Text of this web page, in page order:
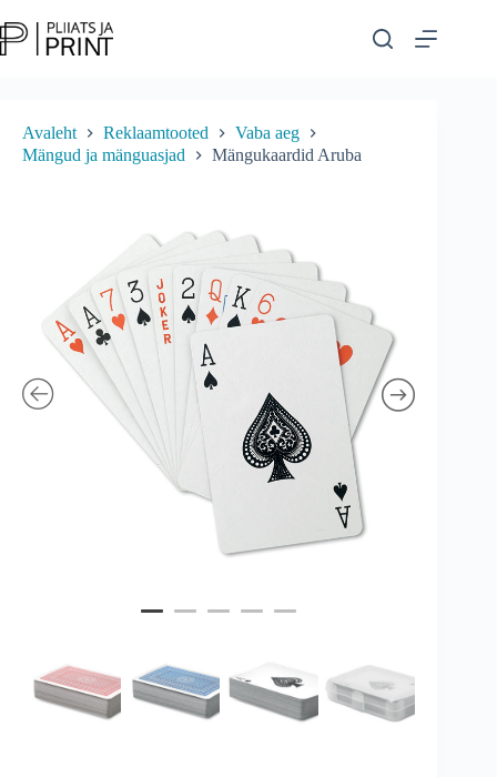
to
content
Avaleht Reklaamtooted
Vaba aeg
Mängud ja mänguasjad
Mängukaardid Aruba